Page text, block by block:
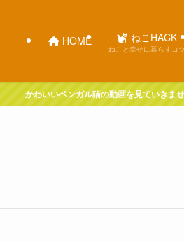
HOME ねこHACK
ねこと幸せに暮らすコツ
かわいいベンガル猫の動画を見ていきま